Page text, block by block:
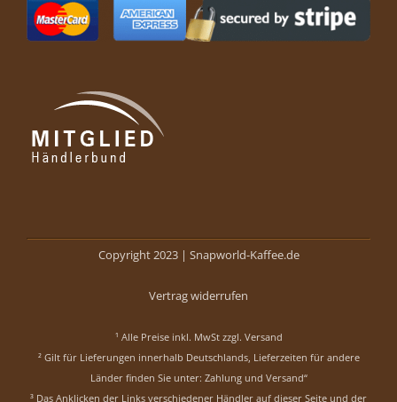
Copyright 2023 | Snapworld-Kaffee.de
Vertrag widerrufen
¹ Alle Preise inkl. MwSt zzgl. Versand
² Gilt für Lieferungen innerhalb Deutschlands, Lieferzeiten für andere
Länder finden Sie unter: Zahlung und Versand“
³ Das Anklicken der Links verschiedener Händler auf dieser Seite und der